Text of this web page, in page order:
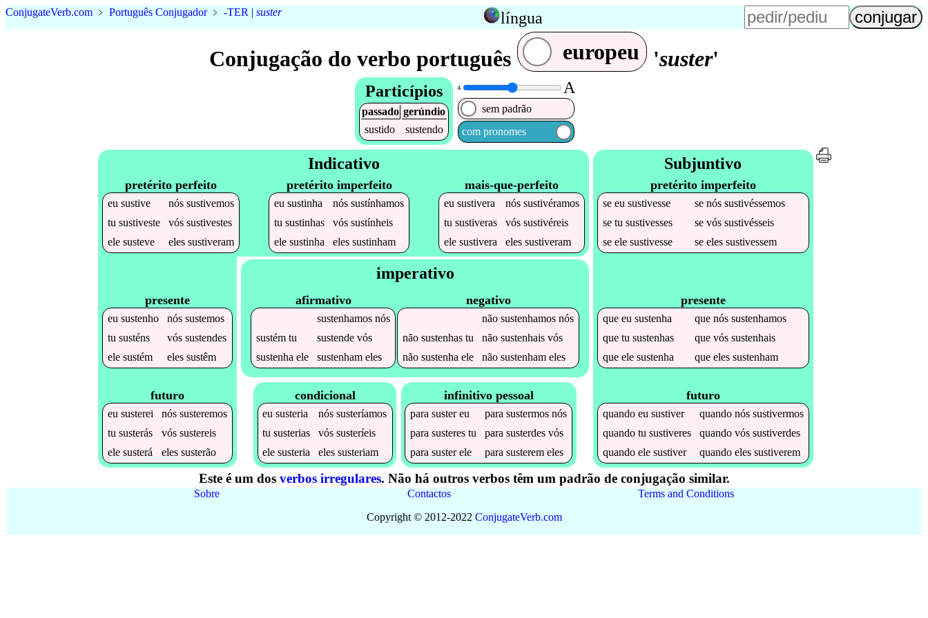
ConjugateVerb.com ﹥ Português Conjugador﹥ -TER | suster língua
Conjugação do verbo português europeu 'suster'
Particípios
passado gerúndio
sustido
sustendo
A A
sem padrão
com pronomes
Indicativo
pretérito perfeito
eu sustive nós sustivemos
tu sustiveste vós sustivestes
ele susteve eles sustiveram
pretérito imperfeito
eu sustinha nós sustínhamos
tu sustinhas vós sustínheis
ele sustinha eles sustinham
mais-que-perfeito
eu sustivera nós sustivéramos
tu sustiveras vós sustivéreis
ele sustivera eles sustiveram
presente
eu sustenho nós sustemos
tu susténs vós sustendes
ele sustém eles sustêm
futuro
eu susterei nós susteremos
tu susterás vós sustereis
ele susterá eles susterão
imperativo
afirmativo
sustenhamosnós
sustémtu sustendevós
sustenha ele sustenhameles
negativo
não sustenhamosnós
não sustenhastu não sustenhaisvós
não sustenha ele não sustenhameles
condicional
eususteria nóssusteríamos
tususterias vóssusteríeis
elesusteria elessusteriam
infinitivo pessoal
parasustereu parasustermos nós
parasusteres tu parasusterdes vós
parasusterele parasusterem eles
Subjuntivo
pretérito imperfeito
se eu sustivesse se nós sustivéssemos
se tu sustivesses se vós sustivésseis
se ele sustivesse se eles sustivessem
presente
que eu sustenha que nós sustenhamos
que tu sustenhas que vós sustenhais
que ele sustenha que eles sustenham
futuro
quando eu sustiver quando nós sustivermos
quando tu sustiveres quando vós sustiverdes
quando ele sustiver quando eles sustiverem
Este é um dos verbos irregulares. Não há outros verbos têm um padrão de conjugação similar.
Sobre Contactos
Terms and Conditions
Copyright © 2012-2022 ConjugateVerb.com